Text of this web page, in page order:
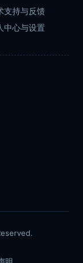
支持与反馈
中心与设置